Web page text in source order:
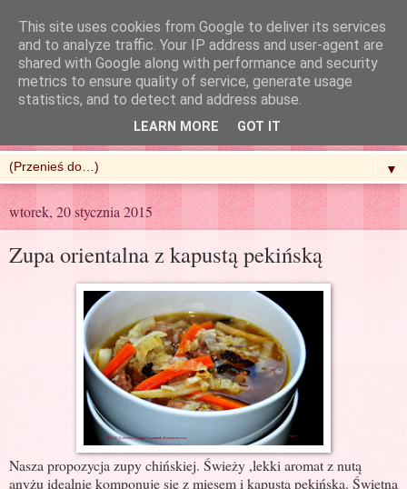
R'n'G Kitchen
▼
wtorek, 20 stycznia 2015
Zupa orientalna z kapustą pekińską
Nasza propozycja zupy chińskiej. Świeży ,lekki aromat z nutą
anyżu idealnie komponuje się z mięsem i kapustą pekińską. Świetna
This site uses cookies from Google to deliver its services
and to analyze traffic. Your IP address and user-agent are
shared with Google along with performance and security
metrics to ensure quality of service, generate usage
statistics, and to detect and address abuse.
LEARN MORE GOT IT